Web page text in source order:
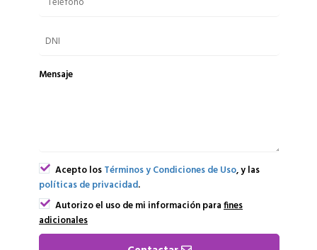
Mensaje
Acepto losTérminos y Condiciones de Uso, y las
políticas de privacidad.
Autorizo el uso de mi información parafines
adicionales